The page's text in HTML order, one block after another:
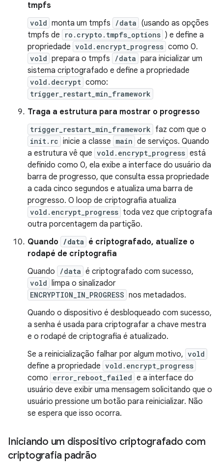
tmpfs
vold monta um tmpfs /data (usando as opções
tmpfs de
ro.crypto.tmpfs_options ) e define a
propriedade vold.encrypt_progress como 0.
vold prepara o tmpfs /data para inicializar um
sistema criptografado e define a propriedade
vold.decrypt como:
trigger_restart_min_framework
Traga a estrutura para mostrar o progresso
trigger_restart_min_framework faz com que o
init.rc inicie a classe main de serviços. Quando
a estrutura vê que vold.encrypt_progress está
definido como 0, ela exibe a interface do usuário da
barra de progresso, que consulta essa propriedade
a cada cinco segundos e atualiza uma barra de
progresso. O loop de criptografia atualiza
vold.encrypt_progress toda vez que criptografa
outra porcentagem da partição.
Quando /data é criptografado, atualize o
rodapé de criptografia
Quando
/data é criptografado com sucesso,
vold limpa o sinalizador
ENCRYPTION_IN_PROGRESS nos metadados.
Quando o dispositivo é desbloqueado com sucesso,
a senha é usada para criptografar a chave mestra
e o rodapé de criptografia é atualizado.
Se a reinicialização falhar por algum motivo, vold
define a propriedade vold.encrypt_progress
como error_reboot_failed e a interface do
usuário deve exibir uma mensagem solicitando que o
usuário pressione um botão para reinicializar. Não
se espera que isso ocorra.
Iniciando um dispositivo criptografado com
criptografia padrão